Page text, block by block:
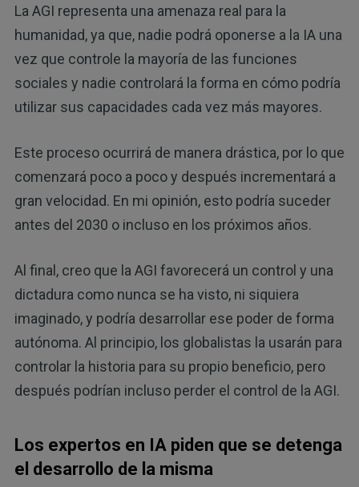
La AGI representa una amenaza real para la
humanidad, ya que, nadie podrá oponerse a la IA una
vez que controle la mayoría de las funciones
sociales y nadie controlará la forma en cómo podría
utilizar sus capacidades cada vez más mayores.
Este proceso ocurrirá de manera drástica, por lo que
comenzará poco a poco y después incrementará a
gran velocidad. En mi opinión, esto podría suceder
antes del 2030 o incluso en los próximos años.
Al final, creo que la AGI favorecerá un control y una
dictadura como nunca se ha visto, ni siquiera
imaginado, y podría desarrollar ese poder de forma
autónoma. Al principio, los globalistas la usarán para
controlar la historia para su propio beneficio, pero
después podrían incluso perder el control de la AGI.
Los expertos en IA piden que se detenga
el desarrollo de la misma